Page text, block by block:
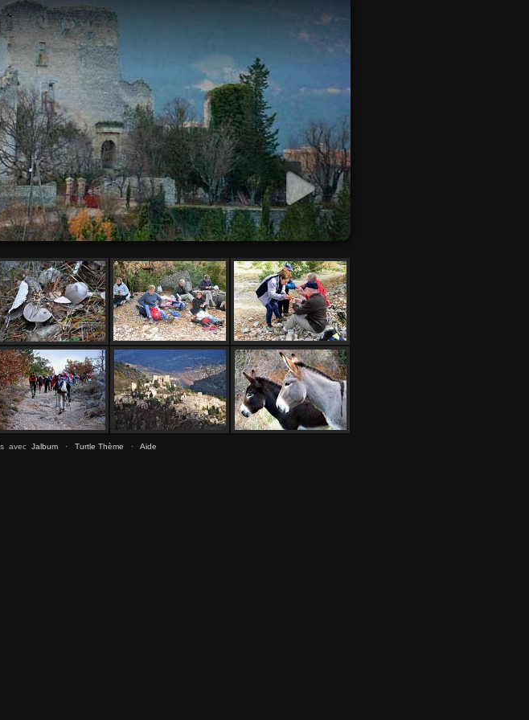
avec Jalbum · Turtle Thème · Aide